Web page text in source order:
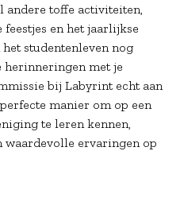
andere toffe activiteiten,
en het jaarlijkse
studentenleven nog
met je
bij Labyrint echt aan
manier om op een
te leren kennen,
waardevolle ervaringen op